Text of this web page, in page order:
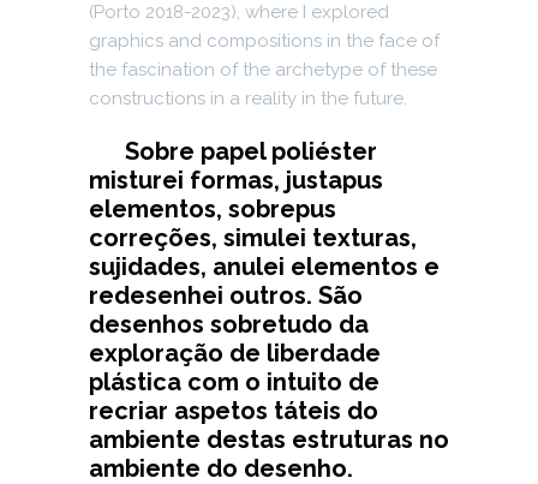
(Porto 2018-2023), where I explored
graphics and compositions in the face of
the fascination of the archetype of these
constructions in a reality in the future.
Sobre papel poliéster
misturei formas, justapus
elementos, sobrepus
correções, simulei texturas,
sujidades, anulei elementos e
redesenhei outros. São
desenhos sobretudo da
exploração de liberdade
plástica com o intuito de
recriar aspetos táteis do
ambiente destas estruturas no
ambiente do desenho.